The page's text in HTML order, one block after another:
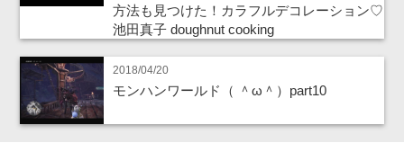
方法も見つけた！カラフルデコレーション♡
池田真子 doughnut cooking
2018/04/20
モンハンワールド（ ＾ω＾）part10